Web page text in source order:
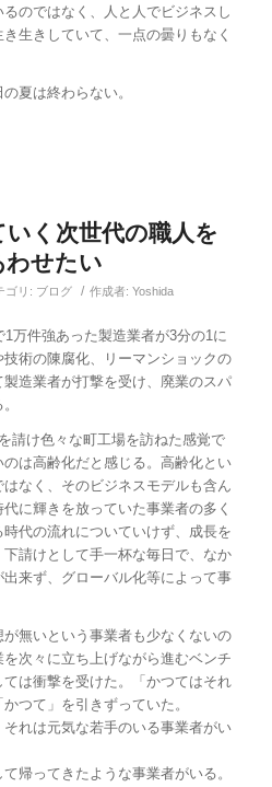
のではなく、人と人でビジネスし
生きしていて、一点の曇りもなく
夏は終わらない。
く次世代の職人を
わせたい
ゴリ: ブログ / 作成者: Yoshida
万件強あった製造業者が3分の1に
術の陳腐化、リーマンショックの
造業者が打撃を受け、廃業のスパ
請け色々な町工場を訪ねた感覚で
は高齢化だと感じる。高齢化とい
なく、そのビジネスモデルも含ん
に輝きを放っていた事業者の多く
代の流れについていけず、成長を
請けとして手一杯な毎日で、なか
来ず、グローバル化等によって事
無いという事業者も少なくないの
次々に立ち上げながら進むベンチ
は衝撃を受けた。「かつてはそれ
つて」を引きずっていた。
れは元気な若手のいる事業者がい
帰ってきたような事業者がいる。